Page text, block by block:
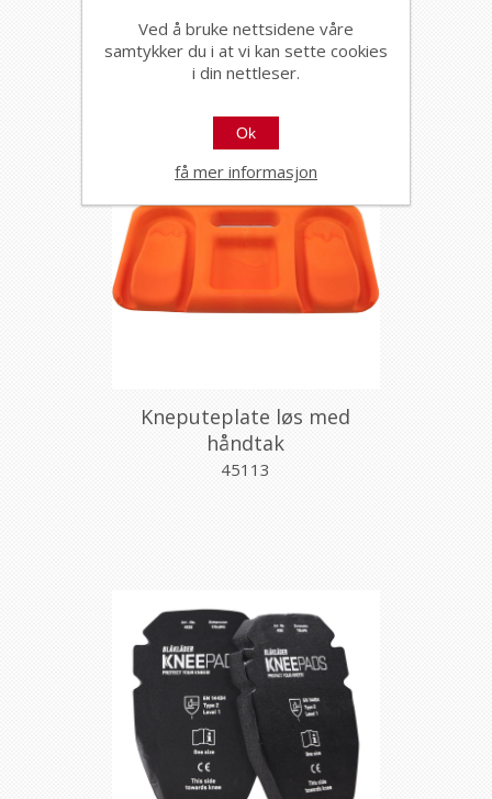
45140
Kneputeplate løs med
håndtak
45113
Ved å bruke nettsidene våre
samtykker du i at vi kan sette cookies
i din nettleser.
Ok
få mer informasjon